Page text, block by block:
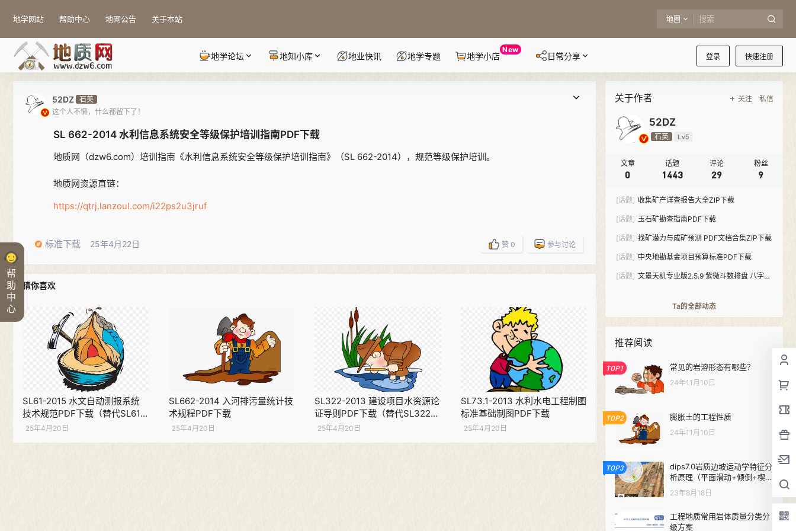
帮
助
中
心
地学网站 帮助中心 地网公告 关于本站 地圈
登录 快速注册
地学论坛 地知小库 地业快讯 地学专题 地学小店
New
日常分享
52DZ 石英
这个人不懒，什么都留下了！
SL 662-2014 水利信息系统安全等级保护培训指南PDF下载
地质网（dzw6.com）培训指南《水利信息系统安全等级保护培训指南》（SL 662-2014），规范等级保护培训。
地质网资源直链：
https://qtrj.lanzoul.com/i22ps2u3jruf
标准下载 25年4月22日 赞 0 参与讨论
猜你喜欢
SL61-2015 水文自动测报系统
技术规范PDF下载（替代SL61-
2003）
25年4月20日
SL662-2014 入河排污量统计技
术规程PDF下载
25年4月20日
SL322-2013 建设项目水资源论
证导则PDF下载（替代SL322-
2005）
25年4月20日
SL73.1-2013 水利水电工程制图
标准基础制图PDF下载
25年4月20日
关于作者 关注 私信
52DZ
石英 Lv5
文章
0
话题
1443
评论
29
粉丝
9
[话题] 收集矿产详查报告大全ZIP下载
[话题] 玉石矿勘查指南PDF下载
[话题] 找矿潜力与成矿预测 PDF文档合集ZIP下载
[话题] 中央地勘基金项目预算标准PDF下载
[话题] 文墨天机专业版2.5.9 紫微斗数排盘 八字算
Ta的全部动态
推荐阅读
TOP1 常见的岩溶形态有哪些？
24年11月10日
TOP2 膨胀土的工程性质
24年11月10日
TOP3
dips7.0岩质边坡运动学特征分
析原理（平面滑动+倾倒+楔形
体）
23年8月18日
工程地质常用岩体质量分类分
级方案